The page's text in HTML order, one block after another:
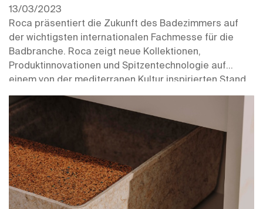
13/03/2023
Roca präsentiert die Zukunft des Badezimmers auf
der wichtigsten internationalen Fachmesse für die
Badbranche. Roca zeigt neue Kollektionen,
Produktinnovationen und Spitzentechnologie auf
einem von der mediterranen Kultur inspirierten Stand,
entworfen wurde.